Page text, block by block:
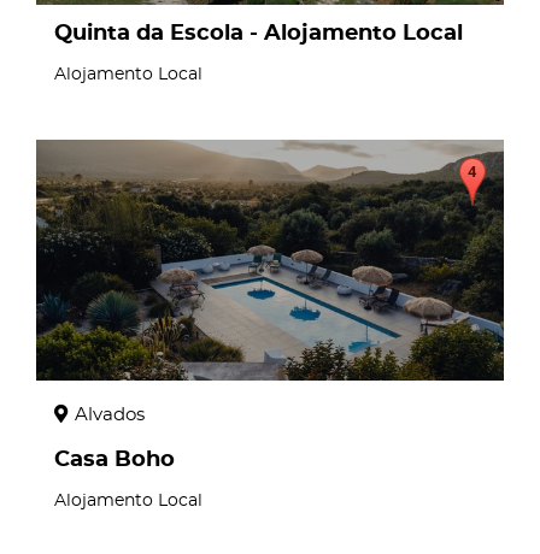
Quinta da Escola - Alojamento Local
Alojamento Local
Alvados
Casa Boho
Alojamento Local